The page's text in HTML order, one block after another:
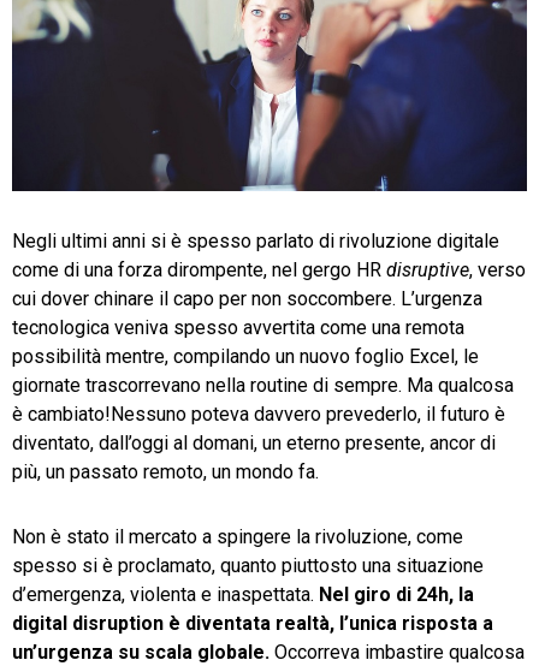
HR
TeamSystem Corporate
Negli ultimi anni si è spesso parlato di rivoluzione digitale
come di una forza dirompente, nel gergo HR disruptive, verso
cui dover chinare il capo per non soccombere. L’urgenza
tecnologica veniva spesso avvertita come una remota
possibilità mentre, compilando un nuovo foglio Excel, le
giornate trascorrevano nella routine di sempre. Ma qualcosa
è cambiato! Nessuno poteva davvero prevederlo, il futuro è
diventato, dall’oggi al domani, un eterno presente, ancor di
più, un passato remoto, un mondo fa.
Non è stato il mercato a spingere la rivoluzione, come
spesso si è proclamato, quanto piuttosto una situazione
d’emergenza, violenta e inaspettata. Nel giro di 24h, la
digital disruption è diventata realtà, l’unica risposta a
un’urgenza su scala globale. Occorreva imbastire qualcosa